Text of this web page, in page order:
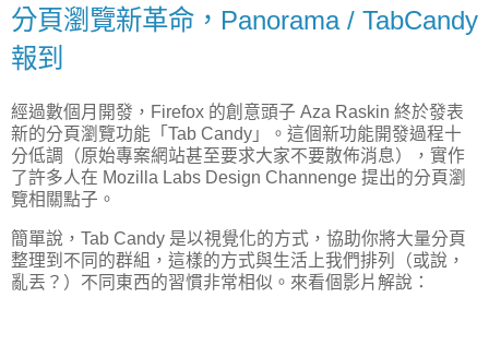
分頁瀏覽新革命，Panorama / TabCandy
報到
經過數個月開發，Firefox 的創意頭子 Aza Raskin 終於發表
新的分頁瀏覽功能「Tab Candy」。這個新功能開發過程十
分低調（原始專案網站甚至要求大家不要散佈消息），實作
了許多人在 Mozilla Labs Design Channenge 提出的分頁瀏
覽相關點子。
簡單說，Tab Candy 是以視覺化的方式，協助你將大量分頁
整理到不同的群組，這樣的方式與生活上我們排列（或說，
亂丟？）不同東西的習慣非常相似。來看個影片解說：